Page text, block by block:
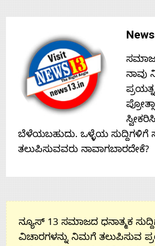
With
Contact
Us
ನಾವು
ಬೆಳೆಯಬಹುದು. ಒಳ್ಳೆಯ ಸುದ್ದಿಗಳಿಗೆ
ತಲುಪಿಸುವವರು ನಾವಾಗಬಾರದೇಕೆ?
ನ್ಯೂಸ್ 13 ಸಮಾಜದ ಧನಾತ್ಮಕ
ವಿಚಾರಗಳನ್ನು ನಿಮಗೆ ತಲುಪಿಸುವ